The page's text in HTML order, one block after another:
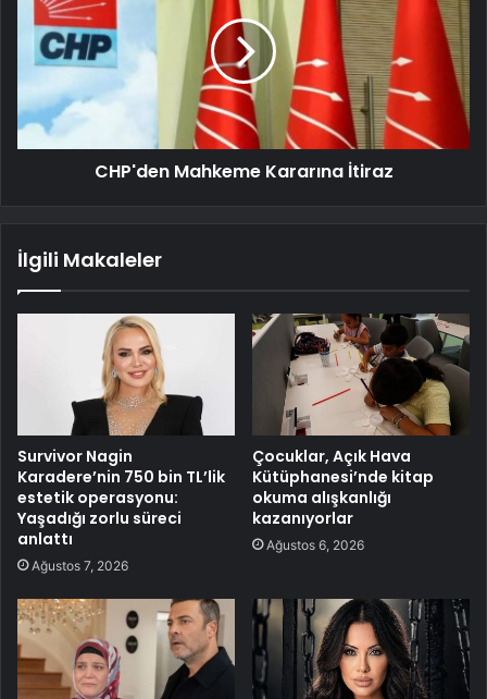
CHP'den Mahkeme Kararına İtiraz
İlgili Makaleler
Survivor Nagin
Karadere’nin 750 bin TL’lik
estetik operasyonu:
Yaşadığı zorlu süreci
anlattı
Ağustos 7, 2026
Çocuklar, Açık Hava
Kütüphanesi’nde kitap
okuma alışkanlığı
kazanıyorlar
Ağustos 6, 2026